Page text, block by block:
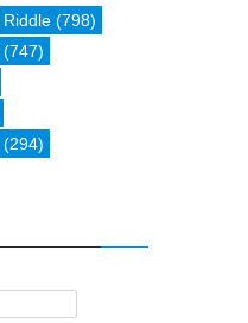
Riddle (798)
(747)
(294)